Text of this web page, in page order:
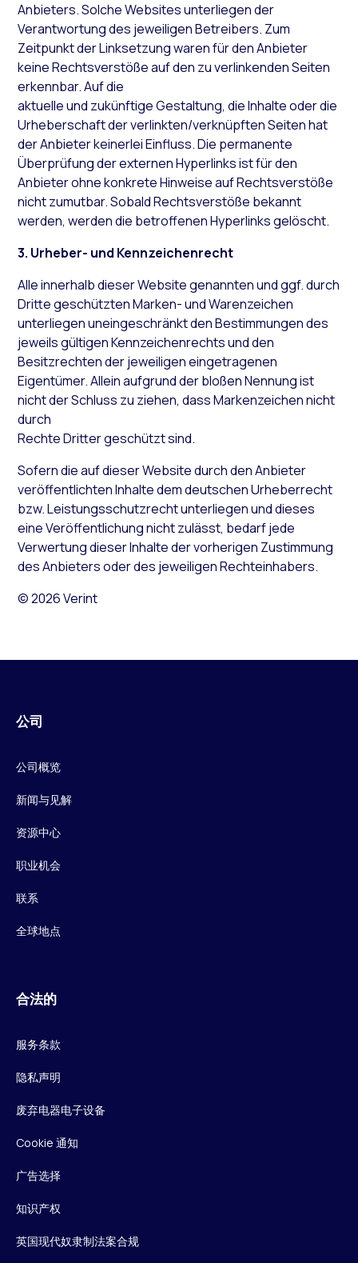
Anbieters. Solche Websites unterliegen der
Verantwortung des jeweiligen Betreibers. Zum
Zeitpunkt der Linksetzung waren für den Anbieter
keine Rechtsverstöße auf den zu verlinkenden Seiten
erkennbar. Auf die
aktuelle und zukünftige Gestaltung, die Inhalte oder die
Urheberschaft der verlinkten/verknüpften Seiten hat
der Anbieter keinerlei Einfluss. Die permanente
Überprüfung der externen Hyperlinks ist für den
Anbieter ohne konkrete Hinweise auf Rechtsverstöße
nicht zumutbar. Sobald Rechtsverstöße bekannt
werden, werden die betroffenen Hyperlinks gelöscht.
3. Urheber- und Kennzeichenrecht
Alle innerhalb dieser Website genannten und ggf. durch
Dritte geschützten Marken- und Warenzeichen
unterliegen uneingeschränkt den Bestimmungen des
jeweils gültigen Kennzeichenrechts und den
Besitzrechten der jeweiligen eingetragenen
Eigentümer. Allein aufgrund der bloßen Nennung ist
nicht der Schluss zu ziehen, dass Markenzeichen nicht
durch
Rechte Dritter geschützt sind.
Sofern die auf dieser Website durch den Anbieter
veröffentlichten Inhalte dem deutschen Urheberrecht
bzw. Leistungsschutzrecht unterliegen und dieses
eine Veröffentlichung nicht zulässt, bedarf jede
Verwertung dieser Inhalte der vorherigen Zustimmung
des Anbieters oder des jeweiligen Rechteinhabers.
© 2026 Verint
公司
公司概览
新闻与见解
资源中心
职业机会
联系
全球地点
合法的
服务条款
隐私声明
废弃电器电子设备
Cookie 通知
广告选择
知识产权
英国现代奴隶制法案合规